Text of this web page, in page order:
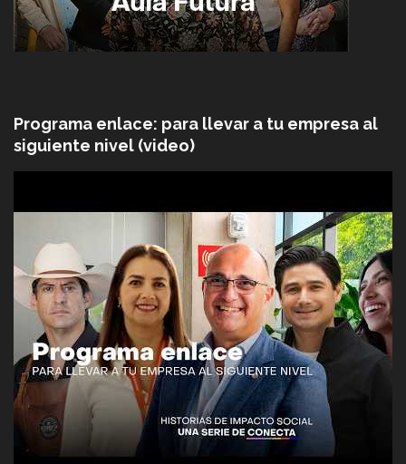
Programa enlace: para llevar a tu empresa al
siguiente nivel (video)